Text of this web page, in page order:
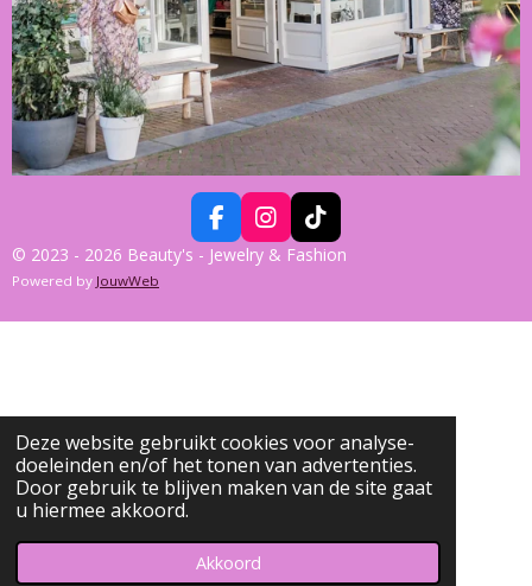
Deze website gebruikt cookies voor analyse-
doeleinden en/of het tonen van advertenties.
Door gebruik te blijven maken van de site gaat
u hiermee akkoord.
Akkoord
F
A
B
I
N
A
T
I
O
© 2023 - 2026 Beauty's - Jewelry & Fashion
Powered by JouwWeb